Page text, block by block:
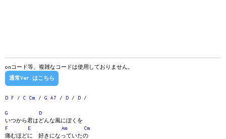
onコード等、複雑なコードは使用しておりません。
通常Ver.はこちら
D F / C Cm / G A7 / D / D /
G
D
いつから君はどんな風にぼくを
F
E Am
Cm
痛むほどに 好きになっていたの